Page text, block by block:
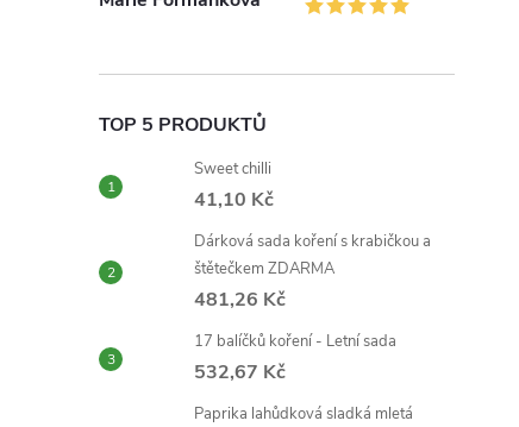
TOP 5 PRODUKTŮ
Sweet chilli
41,10 Kč
Dárková sada koření s krabičkou a
štětečkem ZDARMA
481,26 Kč
17 balíčků koření - Letní sada
532,67 Kč
Paprika lahůdková sladká mletá